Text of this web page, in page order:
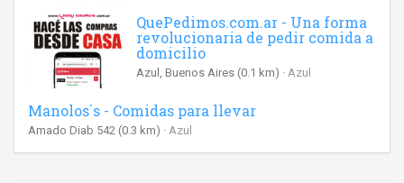
QuePedimos.com.ar - Una forma
revolucionaria de pedir comida a
domicilio
Azul, Buenos Aires (0.1 km) Azul
Manolos´s - Comidas para llevar
Amado Diab 542 (0.3 km) Azul